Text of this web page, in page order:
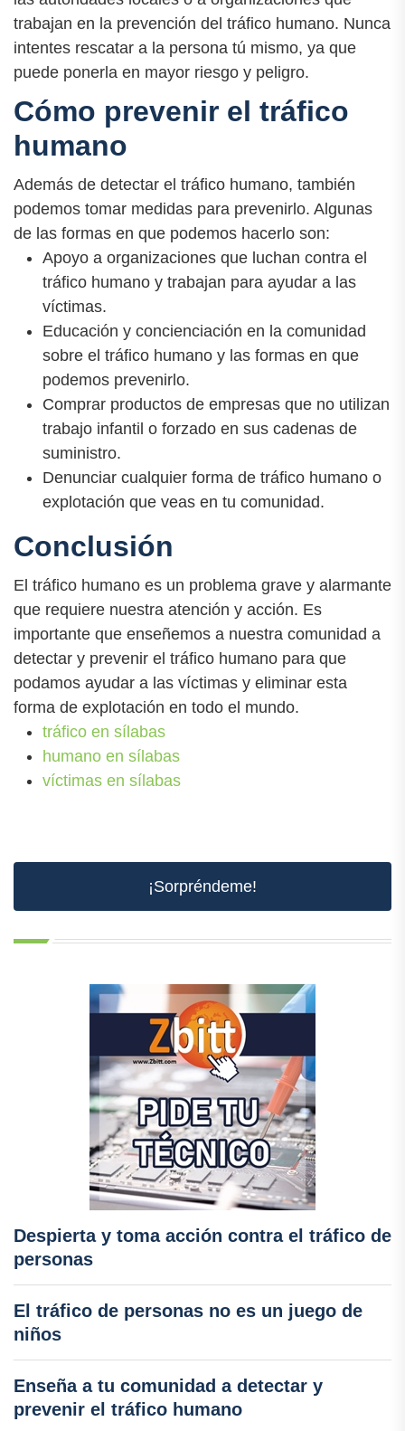
trabajan en la prevención del tráfico humano. Nunca
intentes rescatar a la persona tú mismo, ya que
puede ponerla en mayor riesgo y peligro.
Cómo prevenir el tráfico
humano
Además de detectar el tráfico humano, también
podemos tomar medidas para prevenirlo. Algunas
de las formas en que podemos hacerlo son:
Apoyo a organizaciones que luchan contra el
tráfico humano y trabajan para ayudar a las
víctimas.
Educación y concienciación en la comunidad
sobre el tráfico humano y las formas en que
podemos prevenirlo.
Comprar productos de empresas que no utilizan
trabajo infantil o forzado en sus cadenas de
suministro.
Denunciar cualquier forma de tráfico humano o
explotación que veas en tu comunidad.
Conclusión
El tráfico humano es un problema grave y alarmante
que requiere nuestra atención y acción. Es
importante que enseñemos a nuestra comunidad a
detectar y prevenir el tráfico humano para que
podamos ayudar a las víctimas y eliminar esta
forma de explotación en todo el mundo.
tráfico en sílabas
humano en sílabas
víctimas en sílabas
¡Sorpréndeme!
Despierta y toma acción contra el tráfico de
personas
El tráfico de personas no es un juego de
niños
Enseña a tu comunidad a detectar y
prevenir el tráfico humano